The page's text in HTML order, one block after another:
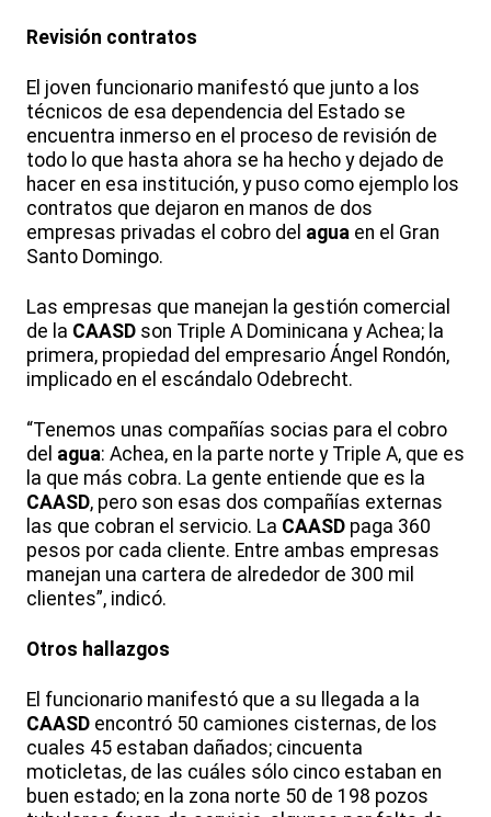
Revisión contratos
El joven funcionario manifestó que junto a los
técnicos de esa dependencia del Estado se
encuentra inmerso en el proceso de revisión de
todo lo que hasta ahora se ha hecho y dejado de
hacer en esa institución, y puso como ejemplo los
contratos que dejaron en manos de dos
empresas privadas el cobro del agua en el Gran
Santo Domingo.
Las empresas que manejan la gestión comercial
de la CAASD son Triple A Dominicana y Achea; la
primera, propiedad del empresario Ángel Rondón,
implicado en el escándalo Odebrecht.
“Tenemos unas compañías socias para el cobro
del agua: Achea, en la parte norte y Triple A, que es
la que más cobra. La gente entiende que es la
CAASD, pero son esas dos compañías externas
las que cobran el servicio. La CAASD paga 360
pesos por cada cliente. Entre ambas empresas
manejan una cartera de alrededor de 300 mil
clientes”, indicó.
Otros hallazgos
El funcionario manifestó que a su llegada a la
CAASD encontró 50 camiones cisternas, de los
cuales 45 estaban dañados; cincuenta
moticletas, de las cuáles sólo cinco estaban en
buen estado; en la zona norte 50 de 198 pozos